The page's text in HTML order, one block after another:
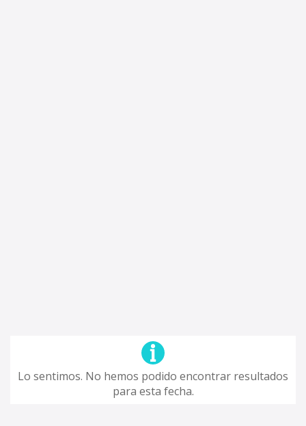
Lo sentimos. No hemos podido encontrar resultados
para esta fecha.